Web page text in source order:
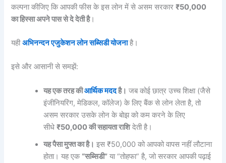
कल्पना कीजिए कि आपकी फीस के इस लोन में से असम सरकार₹50,000
का हिस्सा अपने पास से दे देती है।
यहीअभिनन्दन एजुकेशन लोन सब्सिडी योजनाहै।
इसे और आसानी से समझें:
यह एक तरह कीआर्थिक मददहै। जब कोई छात्र उच्च शिक्षा (जैसे
इंजीनियरिंग, मेडिकल, कॉलेज) के लिए बैंक से लोन लेता है, तो
असम सरकार उसके लोन के बोझ को कम करने के लिए
सीधे₹50,000 की सहायता राशिदेती है।
यह पैसा मुफ्त का है। इस ₹50,000 को आपको वापस नहीं लौटाना
होता। यह एक “सब्सिडी” या “तोहफा” है, जो सरकार आपकी पढ़ाई